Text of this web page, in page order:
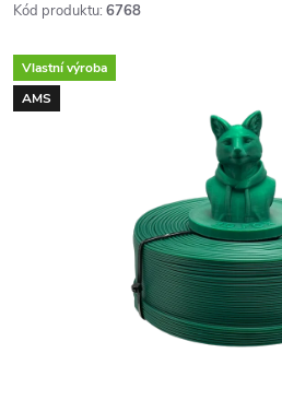
Kód produktu: 6768
Vlastní výroba
AMS